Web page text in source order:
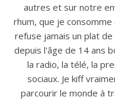
autres et sur notre
rhum, que je
refuse jamais un plat de
depuis l'âge de 14 ans
la radio, la télé, la
sociaux. Je kiff
parcourir le monde à